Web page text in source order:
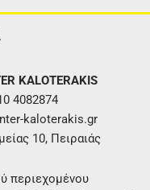
KALOTERAKIS
4082874
kaloterakis.gr
10, Πειραιάς
περιεχομένου